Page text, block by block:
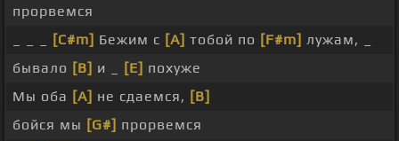
прорвемся
[C#m] Бежим с [A] тобой по [F#m] лужам, _
бывало [B] и _ [E] похуже
Мы оба [A] не сдаемся, [B]
бойся мы [G#] прорвемся